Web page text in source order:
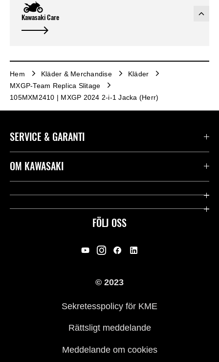
Kawasaki Care
Hem Kläder & Merchandise
Kläder
MXGP-Team Replica Slitage
105MXM2410 | MXGP 2024 2-i-1 Jacka (Herr)
FÖLJ OSS
SERVICE & GARANTI
Kontakta oss
Användbara länkar
Rättsligt & Sekretess
OM KAWASAKI
Företag
© 2023
Sekretesspolicy för KME
Rättsligt meddelande
Meddelande om cookies